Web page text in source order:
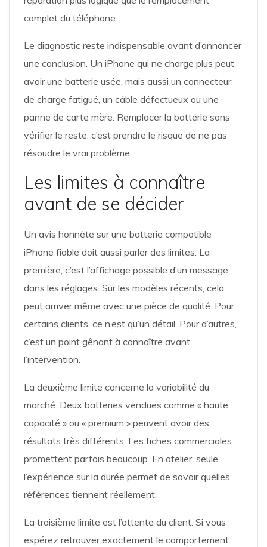
complet du téléphone.
Le diagnostic reste indispensable avant d’annoncer
une conclusion. Un iPhone qui ne charge plus peut
avoir une batterie usée, mais aussi un connecteur
de charge fatigué, un câble défectueux ou une
panne de carte mère. Remplacer la batterie sans
vérifier le reste, c’est prendre le risque de ne pas
résoudre le vrai problème.
Les limites à connaître
avant de se décider
Un avis honnête sur une batterie compatible
iPhone fiable doit aussi parler des limites. La
première, c’est l’affichage possible d’un message
dans les réglages. Sur les modèles récents, cela
peut arriver même avec une pièce de qualité. Pour
certains clients, ce n’est qu’un détail. Pour d’autres,
c’est un point gênant à connaître avant
l’intervention.
La deuxième limite concerne la variabilité du
marché. Deux batteries vendues comme « haute
capacité » ou « premium » peuvent avoir des
résultats très différents. Les fiches commerciales
promettent parfois beaucoup. En atelier, seule
l’expérience sur la durée permet de savoir quelles
références tiennent réellement.
La troisième limite est l’attente du client. Si vous
espérez retrouver exactement le comportement